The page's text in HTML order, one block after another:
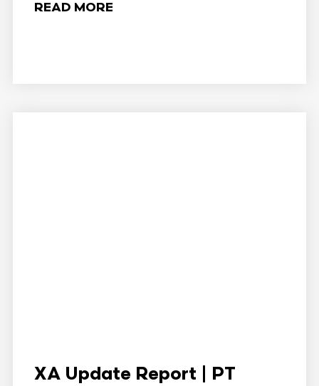
READ MORE
XA Update Report | PT